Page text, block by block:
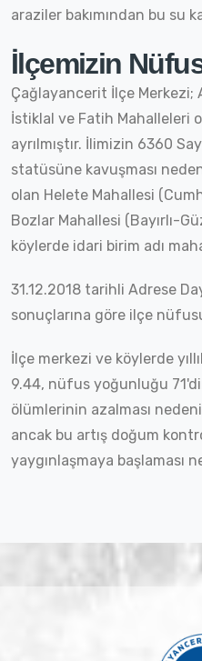
araziler bakımından bu su
İlçemizin
Çağlayancerit İlçe Merkezi;
İstiklal ve Fatih Mahalleleri
ayrılmıştır. İlimizin 6360
statüsüne kavuşması
olan Helete Mahallesi
Bozlar Mahallesi (Bayırlı-
köylerde idari birim adı
31.12.2018 tarihli Adrese
sonuçlarına göre ilçe
İlçe merkezi ve köylerde
9.44, nüfus yoğunluğu
ölümlerinin azalması
ancak bu artış doğum
yaygınlaşmaya başlaması